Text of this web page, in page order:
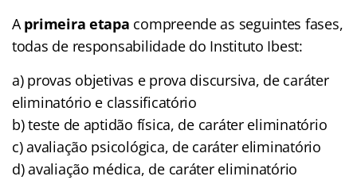
A primeira etapa compreende as seguintes fases,
todas de responsabilidade do Instituto Ibest:
a) provas objetivas e prova discursiva, de caráter
eliminatório e classificatório
b) teste de aptidão física, de caráter eliminatório
c) avaliação psicológica, de caráter eliminatório
d) avaliação médica, de caráter eliminatório